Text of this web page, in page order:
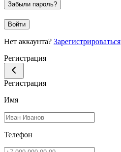
Забыли пароль?
Войти
Нет аккаунта? Зарегистрироваться
Регистрация
Регистрация
Имя
Телефон